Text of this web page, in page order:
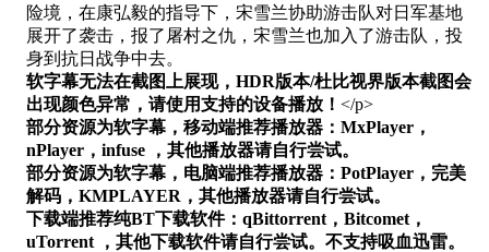
险境，在康弘毅的指导下，宋雪兰协助游击队对日军基地
展开了袭击，报了屠村之仇，宋雪兰也加入了游击队，投
身到抗日战争中去。
软字幕无法在截图上展现，HDR版本/杜比视界版本截图会
出现颜色异常，请使用支持的设备播放！ </p>
部分资源为软字幕，移动端推荐播放器：MxPlayer，
nPlayer，infuse ，其他播放器请自行尝试。
部分资源为软字幕，电脑端推荐播放器：PotPlayer，完美
解码，KMPLAYER，其他播放器请自行尝试。
下载端推荐纯BT下载软件：qBittorrent，Bitcomet，
uTorrent ，其他下载软件请自行尝试。不支持吸血迅雷。